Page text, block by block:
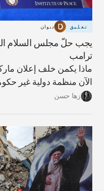
تعليق ديوان
يجب حلّ مجلس السلام
ترامب
ماذا يكمن خلف إعلان
الآن منظمة دولية غير
زها حسن